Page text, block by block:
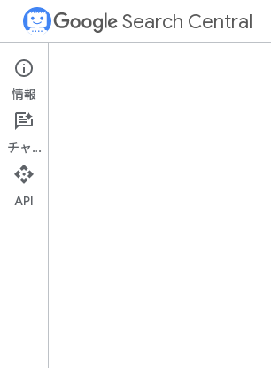
Search Central
Google Search Central Blog
アーカイブ
情報
チャット
API